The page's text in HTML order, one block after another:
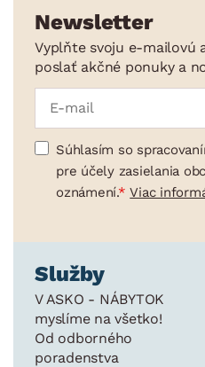
Newsletter
Vyplňte svoju e-mailovú
poslať akčné ponuky a
Súhlasím so
pre účely zasielania
oznámení.
Viac
Služby
V ASKO - NÁBYTOK
myslíme na všetko!
Od odborného
poradenstva